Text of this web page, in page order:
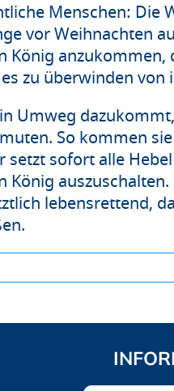
Menschen: Die
vor Weihnachten
König anzukommen,
zu überwinden
Umweg
So kommen
setzt sofort alle
König
lebensrettend,